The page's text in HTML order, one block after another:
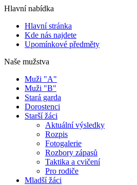
Hlavní nabídka
Hlavní stránka
Kde nás najdete
Upomínkové předměty
Naše mužstva
Muži "A"
Muži "B"
Stará garda
Dorostenci
Starší žáci
Aktuální výsledky
Rozpis
Fotogalerie
Rozbory zápasů
Taktika a cvičení
Pro rodiče
Mladší žáci